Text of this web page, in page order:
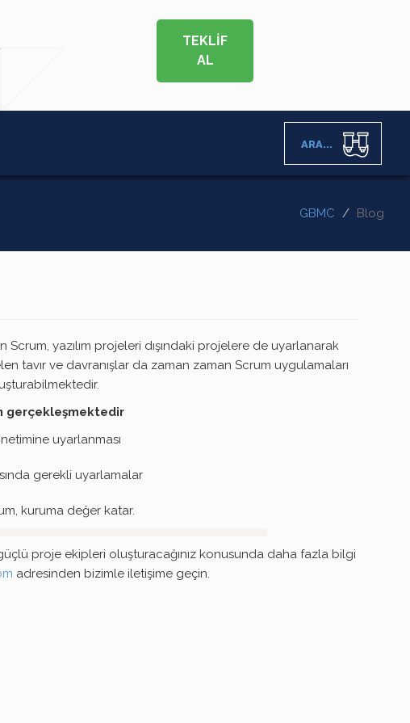
TEKLİF
AL
ARA...
GBMC Blog
yazılım projeleri dışındaki projelere de uyarlanarak
tavır ve davranışlar da zaman zaman Scrum uygulamaları
gerçekleşmektedir
uyarlanması
gerekli uyarlamalar
kuruma değer katar.
güçlü proje ekipleri oluşturacağınız konusunda daha fazla bilgi
adresinden bizimle iletişime geçin.